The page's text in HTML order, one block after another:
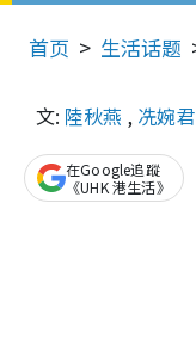
首页 生活话题
文: 陸秋燕 , 冼婉君
在Google追蹤
《UHK 港生活》